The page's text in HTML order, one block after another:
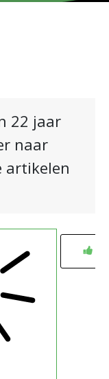
22 jaar
naar
artikelen